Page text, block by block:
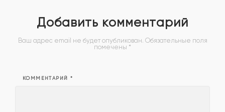
Добавить комментарий
Ваш адрес email не будет опубликован. Обязательные поля
помечены *
КОММЕНТАРИЙ *